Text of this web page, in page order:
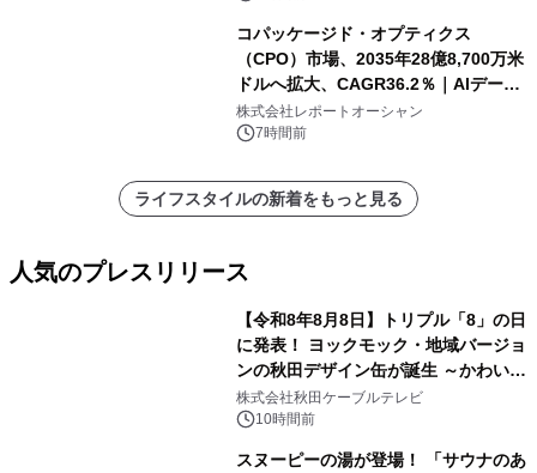
コパッケージド・オプティクス
（CPO）市場、2035年28億8,700万米
ドルへ拡大、CAGR36.2％｜AIデータ
センター・高速光通信需要が成長を加
速
株式会社レポートオーシャン
7時間前
ライフスタイルの新着をもっと見る
人気のプレスリリース
【令和8年8月8日】トリプル「8」の日
に発表！ ヨックモック・地域バージョ
ンの秋田デザイン缶が誕生 ～かわいい
秋田犬の子犬と秋田の四季と名所を巡
るパッケージ～ 9月1日(火)秋田県内で
株式会社秋田ケーブルテレビ
10時間前
スヌーピーの湯が登場！ 「サウナのあ